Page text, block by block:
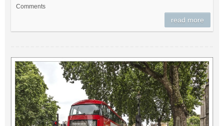
Comments
read more